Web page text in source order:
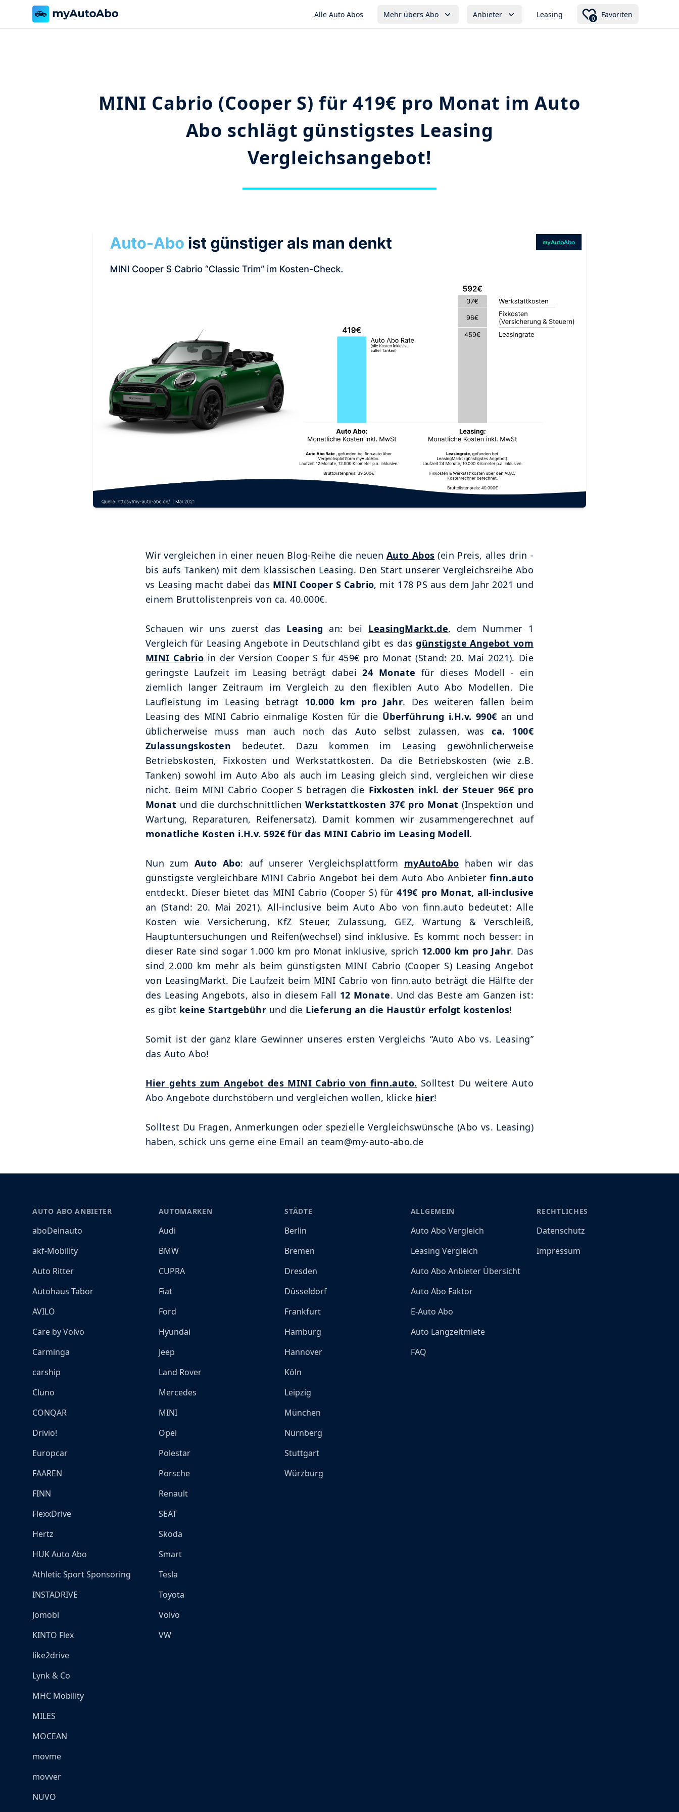
Alle Auto Abos Mehr übers Abo Anbieter Leasing 0 Favoriten
MINI Cabrio (Cooper S) für 419€ pro Monat im Auto
Abo schlägt günstigstes Leasing
Vergleichsangebot!
Wir vergleichen in einer neuen Blog-Reihe die neuen Auto Abos (ein Preis, alles drin -
bis aufs Tanken) mit dem klassischen Leasing. Den Start unserer Vergleichsreihe Abo
vs Leasing macht dabei das MINI Cooper S Cabrio, mit 178 PS aus dem Jahr 2021 und
einem Bruttolistenpreis von ca. 40.000€.
Schauen wir uns zuerst das Leasing an: bei LeasingMarkt.de, dem Nummer 1
Vergleich für Leasing Angebote in Deutschland gibt es dasgünstigste Angebot vom
MINI Cabrio in der Version Cooper S für 459€ pro Monat (Stand: 20. Mai 2021). Die
geringste Laufzeit im Leasing beträgt dabei 24 Monate für dieses Modell - ein
ziemlich langer Zeitraum im Vergleich zu den flexiblen Auto Abo Modellen. Die
Laufleistung im Leasing beträgt
10.000 km pro Jahr. Des weiteren fallen beim
Leasing des MINI Cabrio einmalige Kosten für die Überführung i.H.v. 990€ an und
üblicherweise muss man auch noch das Auto selbst zulassen, was
ca. 100€
Zulassungskosten
bedeutet. Dazu kommen im Leasing gewöhnlicherweise
Betriebskosten, Fixkosten und Werkstattkosten. Da die Betriebskosten (wie z.B.
Tanken) sowohl im Auto Abo als auch im Leasing gleich sind, vergleichen wir diese
nicht. Beim MINI Cabrio Cooper S betragen die Fixkosten inkl. der Steuer 96€ pro
Monat und die durchschnittlichen Werkstattkosten 37€ pro Monat (Inspektion und
Wartung, Reparaturen, Reifenersatz). Damit kommen wir zusammengerechnet auf
monatliche Kosten i.H.v. 592€ für das MINI Cabrio im Leasing Modell.
Nun zum Auto Abo: auf unserer Vergleichsplattform myAutoAbo haben wir das
günstigste vergleichbare MINI Cabrio Angebot bei dem Auto Abo Anbieter finn.auto
entdeckt. Dieser bietet das MINI Cabrio (Cooper S) für 419€ pro Monat, all-inclusive
an (Stand: 20. Mai 2021). All-inclusive beim Auto Abo von finn.auto bedeutet: Alle
Kosten wie Versicherung, KfZ Steuer, Zulassung, GEZ, Wartung & Verschleiß,
Hauptuntersuchungen und Reifen(wechsel) sind inklusive. Es kommt noch besser: in
dieser Rate sind sogar 1.000 km pro Monat inklusive, sprich 12.000 km pro Jahr. Das
sind 2.000 km mehr als beim günstigsten MINI Cabrio (Cooper S) Leasing Angebot
von LeasingMarkt. Die Laufzeit beim MINI Cabrio von finn.auto beträgt die Hälfte der
des Leasing Angebots, also in diesem Fall 12 Monate. Und das Beste am Ganzen ist:
es gibt keine Startgebühr und die Lieferung an die Haustür erfolgt kostenlos!
Somit ist der ganz klare Gewinner unseres ersten Vergleichs “Auto Abo vs. Leasing”
das Auto Abo!
Hier gehts zum Angebot des MINI Cabrio von finn.auto. Solltest Du weitere Auto
Abo Angebote durchstöbern und vergleichen wollen, klicke hier!
Solltest Du Fragen, Anmerkungen oder spezielle Vergleichswünsche (Abo vs. Leasing)
haben, schick uns gerne eine Email an team@my-auto-abo.de
AUTO ABO ANBIETER
aboDeinauto
akf-Mobility
Auto Ritter
Autohaus Tabor
AVILO
Care by Volvo
Carminga
carship
Cluno
CONQAR
Drivio!
Europcar
FAAREN
FINN
FlexxDrive
Hertz
HUK Auto Abo
Athletic Sport Sponsoring
INSTADRIVE
Jomobi
KINTO Flex
like2drive
Lynk & Co
MHC Mobility
MILES
MOCEAN
movme
movver
NUVO
AUTOMARKEN
Audi
BMW
CUPRA
Fiat
Ford
Hyundai
Jeep
Land Rover
Mercedes
MINI
Opel
Polestar
Porsche
Renault
SEAT
Skoda
Smart
Tesla
Toyota
Volvo
VW
STÄDTE
Berlin
Bremen
Dresden
Düsseldorf
Frankfurt
Hamburg
Hannover
Köln
Leipzig
München
Nürnberg
Stuttgart
Würzburg
ALLGEMEIN
Auto Abo Vergleich
Leasing Vergleich
Auto Abo Anbieter Übersicht
Auto Abo Faktor
E-Auto Abo
Auto Langzeitmiete
FAQ
RECHTLICHES
Datenschutz
Impressum